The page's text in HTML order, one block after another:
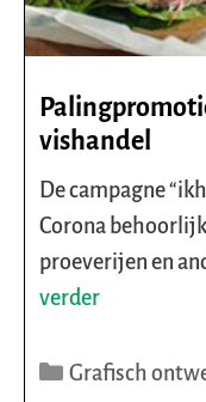
vishandel
De campagne
Corona
proeverijen en
verder
Categorieën
Grafisch